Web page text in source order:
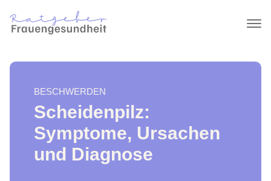
BESCHWERDEN
Scheidenpilz:
Symptome, Ursachen
und Diagnose